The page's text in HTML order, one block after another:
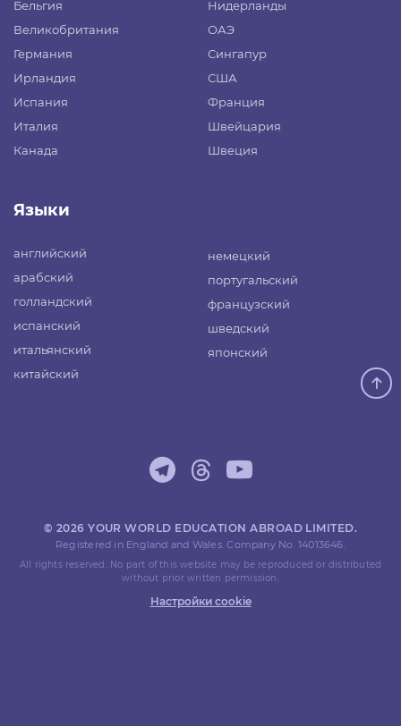
Бельгия
Великобритания
Германия
Ирландия
Испания
Италия
Канада
Нидерланды
ОАЭ
Сингапур
США
Франция
Швейцария
Швеция
Языки
английский
арабский
голландский
испанский
итальянский
китайский
немецкий
португальский
французский
шведский
японский
© 2026 YOUR WORLD EDUCATION ABROAD LIMITED.
Registered in England and Wales. Company No. 14013646.
All rights reserved. No part of this website may be reproduced or distributed
without prior written permission.
Настройки cookie